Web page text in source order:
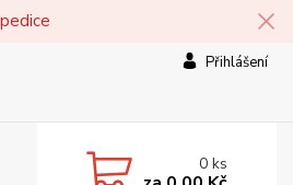
Přihlášení
0 ks